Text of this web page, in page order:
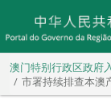
澳门特别行政区政府
市署持续排查本澳